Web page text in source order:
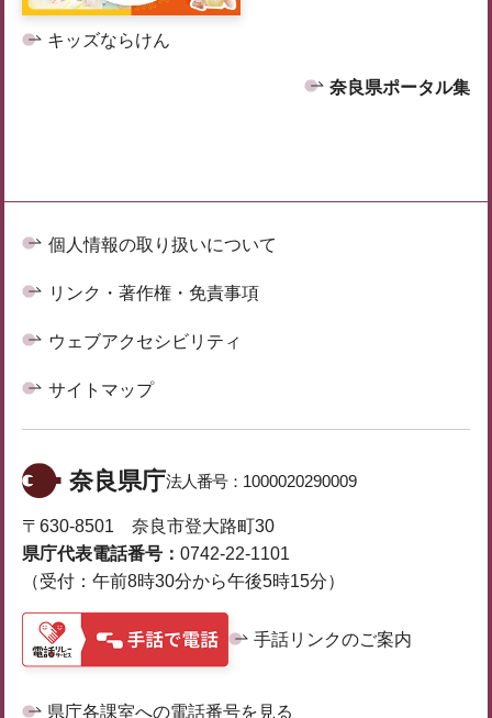
キッズならけん
奈良県ポータル集
個人情報の取り扱いについて
リンク・著作権・免責事項
ウェブアクセシビリティ
サイトマップ
奈良県庁法人番号： 1000020290009
〒630-8501 奈良市登大路町30
県庁代表電話番号： 0742-22-1101
（受付：午前8時30分から午後5時15分）
手話リンクのご案内
県庁各課室への電話番号を見る